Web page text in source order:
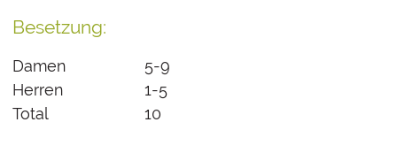
Besetzung:
Damen
5-9
Herren
1-5
Total
10